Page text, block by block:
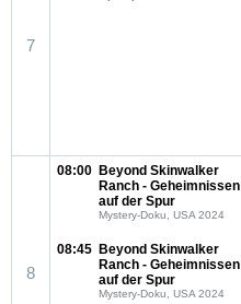
7
8
08:00 Beyond Skinwalker
Ranch - Geheimnissen
auf der Spur
Mystery-Doku, USA 2024
08:45 Beyond Skinwalker
Ranch - Geheimnissen
auf der Spur
Mystery-Doku, USA 2024